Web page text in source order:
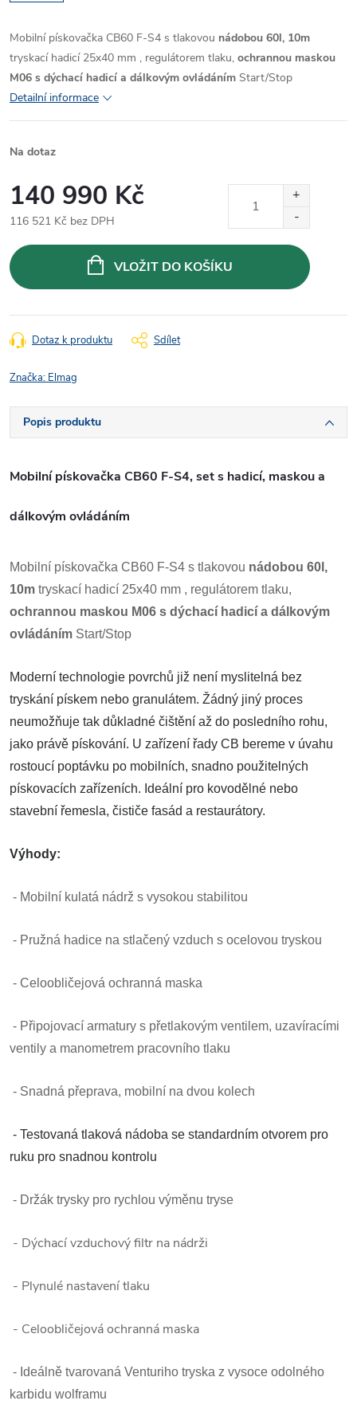
Mobilní pískovačka CB60 F-S4 s tlakovou nádobou 60l, 10m
tryskací hadicí 25x40 mm , regulátorem tlaku, ochrannou maskou
M06 s dýchací hadicí a dálkovým ovládáním Start/Stop
Detailní informace
Na dotaz
140 990 Kč
116 521 Kč bez DPH
cena:
VLOŽIT DO KOŠÍKU
Dotaz k produktu Sdílet
Značka: Elmag
Popis produktu
Mobilní pískovačka CB60 F-S4, set s hadicí, maskou a
dálkovým ovládáním
Mobilní pískovačka CB60 F-S4 s tlakovou nádobou 60l,
10m tryskací hadicí 25x40 mm , regulátorem tlaku,
ochrannou maskou M06 s dýchací hadicí a dálkovým
ovládáním Start/Stop
Moderní technologie povrchů již není myslitelná bez
tryskání pískem nebo granulátem. Žádný jiný proces
neumožňuje tak důkladné čištění až do posledního rohu,
jako právě pískování. U zařízení řady CB bereme v úvahu
rostoucí poptávku po mobilních, snadno použitelných
pískovacích zařízeních. Ideální pro kovodělné nebo
stavební řemesla, čističe fasád a restaurátory.
Výhody:
- Mobilní kulatá nádrž s vysokou stabilitou
- Pružná hadice na stlačený vzduch s ocelovou tryskou
- Celoobličejová ochranná maska
- Připojovací armatury s přetlakovým ventilem, uzavíracími
ventily a manometrem pracovního tlaku
- Snadná přeprava, mobilní na dvou kolech
- Testovaná tlaková nádoba se standardním otvorem pro
ruku pro snadnou kontrolu
- Držák trysky pro rychlou výměnu tryse
- Dýchací vzduchový filtr na nádrži
- Plynulé nastavení tlaku
- Celoobličejová ochranná maska
- Ideálně tvarovaná Venturiho tryska z vysoce odolného
karbidu wolframu